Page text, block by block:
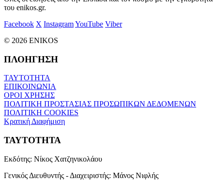
του enikos.gr.
Facebook X InstagramYouTube Viber
© 2026 ENIKOS
ΠΛΟΗΓΗΣΗ
ΤΑΥΤΟΤΗΤΑ
ΕΠΙΚΟΙΝΩΝΙΑ
ΟΡΟΙ ΧΡΗΣΗΣ
ΠΟΛΙΤΙΚΗ ΠΡΟΣΤΑΣΙΑΣ ΠΡΟΣΩΠΙΚΩΝ ΔΕΔΟΜΕΝΩΝ
ΠΟΛΙΤΙΚΗ COOKIES
Κρατική Διαφήμιση
ΤΑΥΤΟΤΗΤΑ
Εκδότης: Νίκος Χατζηνικολάου
Γενικός Διευθυντής - Διαχειριστής: Μάνος Νιφλής